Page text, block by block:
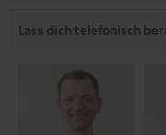
Lass dich telefonisch